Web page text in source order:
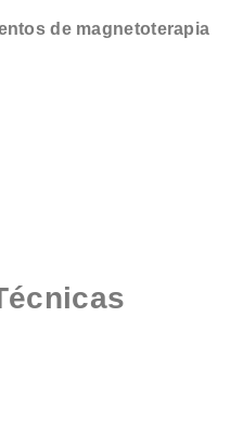
de magnetoterapia